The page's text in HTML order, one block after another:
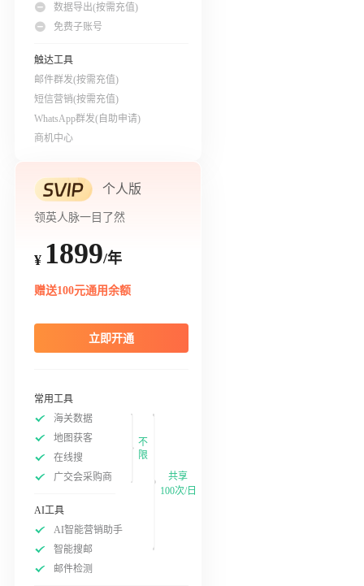
数据导出(按需充值)
免费子账号
触达工具
邮件群发(按需充值)
短信营销(按需充值)
WhatsApp群发(自助申请)
商机中心
个人版
领英人脉一目了然
¥ 1899/年
赠送100元通用余额
立即开通
常用工具
海关数据
地图获客
在线搜
广交会采购商
不
限
AI工具
AI智能营销助手
智能搜邮
邮件检测
共享
100次/日